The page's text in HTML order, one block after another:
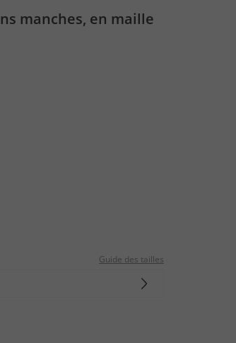
manches, en maille
Guide des tailles